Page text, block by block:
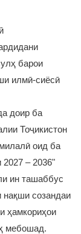
барои
илмӣ-сиёсӣ
доир ба
Тоҷикистон
оид ба
2027 – 2036"
ин ташаббус
нақши созандаи
ҳамкориҳои
мебошад.